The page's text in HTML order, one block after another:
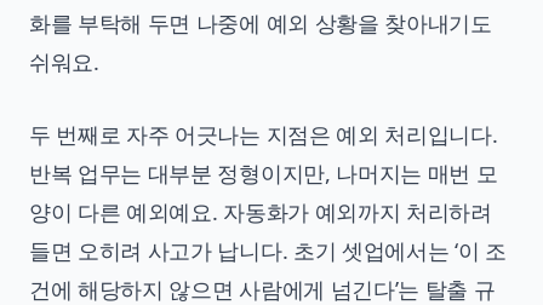
화를 부탁해 두면 나중에 예외 상황을 찾아내기도
쉬워요.
두 번째로 자주 어긋나는 지점은 예외 처리입니다.
반복 업무는 대부분 정형이지만, 나머지는 매번 모
양이 다른 예외예요. 자동화가 예외까지 처리하려
들면 오히려 사고가 납니다. 초기 셋업에서는 ‘이 조
건에 해당하지 않으면 사람에게 넘긴다’는 탈출 규